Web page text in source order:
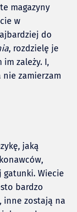
magazyny
w
do
, rozdzielę je
zależy. I,
zamierzam
jaką
gatunki. Wiecie
bardzo
inne zostają na